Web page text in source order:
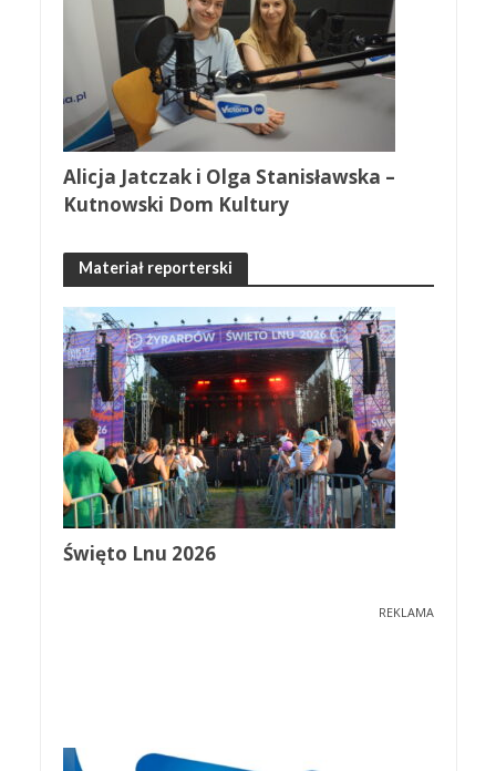
Alicja Jatczak i Olga Stanisławska –
Kutnowski Dom Kultury
Materiał reporterski
Święto Lnu 2026
REKLAMA